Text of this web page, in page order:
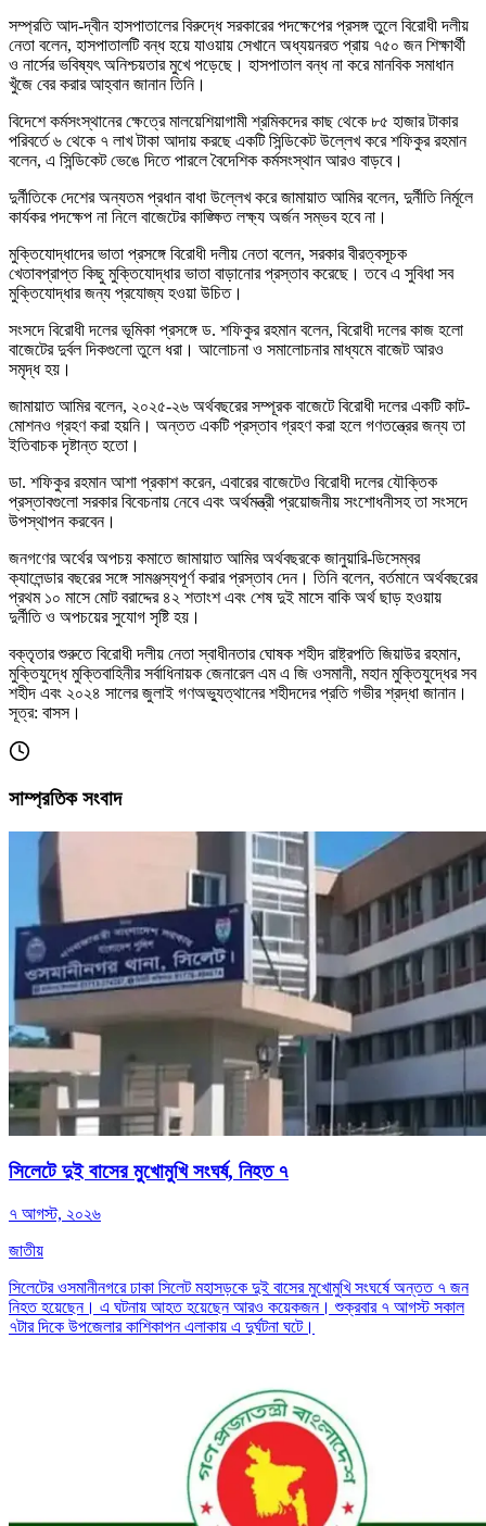
সম্প্রতি আদ-দ্বীন হাসপাতালের বিরুদ্ধে সরকারের পদক্ষেপের প্রসঙ্গ তুলে বিরোধী দলীয়
নেতা বলেন, হাসপাতালটি বন্ধ হয়ে যাওয়ায় সেখানে অধ্যয়নরত প্রায় ৭৫০ জন শিক্ষার্থী
ও নার্সের ভবিষ্যৎ অনিশ্চয়তার মুখে পড়েছে। হাসপাতাল বন্ধ না করে মানবিক সমাধান
খুঁজে বের করার আহ্বান জানান তিনি।
বিদেশে কর্মসংস্থানের ক্ষেত্রে মালয়েশিয়াগামী শ্রমিকদের কাছ থেকে ৮৫ হাজার টাকার
পরিবর্তে ৬ থেকে ৭ লাখ টাকা আদায় করছে একটি সিন্ডিকেট উল্লেখ করে শফিকুর রহমান
বলেন, এ সিন্ডিকেট ভেঙে দিতে পারলে বৈদেশিক কর্মসংস্থান আরও বাড়বে।
দুর্নীতিকে দেশের অন্যতম প্রধান বাধা উল্লেখ করে জামায়াত আমির বলেন, দুর্নীতি নির্মূলে
কার্যকর পদক্ষেপ না নিলে বাজেটের কাঙ্ক্ষিত লক্ষ্য অর্জন সম্ভব হবে না।
মুক্তিযোদ্ধাদের ভাতা প্রসঙ্গে বিরোধী দলীয় নেতা বলেন, সরকার বীরত্বসূচক
খেতাবপ্রাপ্ত কিছু মুক্তিযোদ্ধার ভাতা বাড়ানোর প্রস্তাব করেছে। তবে এ সুবিধা সব
মুক্তিযোদ্ধার জন্য প্রযোজ্য হওয়া উচিত।
সংসদে বিরোধী দলের ভূমিকা প্রসঙ্গে ড. শফিকুর রহমান বলেন, বিরোধী দলের কাজ হলো
বাজেটের দুর্বল দিকগুলো তুলে ধরা। আলোচনা ও সমালোচনার মাধ্যমে বাজেট আরও
সমৃদ্ধ হয়।
জামায়াত আমির বলেন, ২০২৫-২৬ অর্থবছরের সম্পূরক বাজেটে বিরোধী দলের একটি কাট-
মোশনও গ্রহণ করা হয়নি। অন্তত একটি প্রস্তাব গ্রহণ করা হলে গণতন্ত্রের জন্য তা
ইতিবাচক দৃষ্টান্ত হতো।
ডা. শফিকুর রহমান আশা প্রকাশ করেন, এবারের বাজেটেও বিরোধী দলের যৌক্তিক
প্রস্তাবগুলো সরকার বিবেচনায় নেবে এবং অর্থমন্ত্রী প্রয়োজনীয় সংশোধনীসহ তা সংসদে
উপস্থাপন করবেন।
জনগণের অর্থের অপচয় কমাতে জামায়াত আমির অর্থবছরকে জানুয়ারি-ডিসেম্বর
ক্যালেন্ডার বছরের সঙ্গে সামঞ্জস্যপূর্ণ করার প্রস্তাব দেন। তিনি বলেন, বর্তমানে অর্থবছরের
প্রথম ১০ মাসে মোট বরাদ্দের ৪২ শতাংশ এবং শেষ দুই মাসে বাকি অর্থ ছাড় হওয়ায়
দুর্নীতি ও অপচয়ের সুযোগ সৃষ্টি হয়।
বক্তৃতার শুরুতে বিরোধী দলীয় নেতা স্বাধীনতার ঘোষক শহীদ রাষ্ট্রপতি জিয়াউর রহমান,
মুক্তিযুদ্ধে মুক্তিবাহিনীর সর্বাধিনায়ক জেনারেল এম এ জি ওসমানী, মহান মুক্তিযুদ্ধের সব
শহীদ এবং ২০২৪ সালের জুলাই গণঅভ্যুত্থানের শহীদদের প্রতি গভীর শ্রদ্ধা জানান।
সূত্র: বাসস।
সাম্প্রতিক সংবাদ
সিলেটে দুই বাসের মুখোমুখি সংঘর্ষ, নিহত ৭
৭ আগস্ট, ২০২৬
জাতীয়
সিলেটের ওসমানীনগরে ঢাকা সিলেট মহাসড়কে দুই বাসের মুখোমুখি সংঘর্ষে অন্তত ৭ জন
নিহত হয়েছেন। এ ঘটনায় আহত হয়েছেন আরও কয়েকজন। শুক্রবার ৭ আগস্ট সকাল
৭টার দিকে উপজেলার কাশিকাপন এলাকায় এ দুর্ঘটনা ঘটে।